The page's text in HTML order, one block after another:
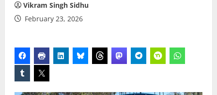
Vikram Singh Sidhu
February 23, 2026